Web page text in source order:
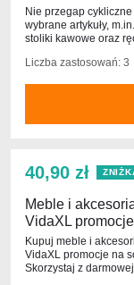
Nie przegap
wybrane artykuły,
stoliki kawowe oraz
Liczba zastosowań: 3
40,90 zł
Meble i
VidaXL promocje
Kupuj meble i
VidaXL promocje na
Skorzystaj z